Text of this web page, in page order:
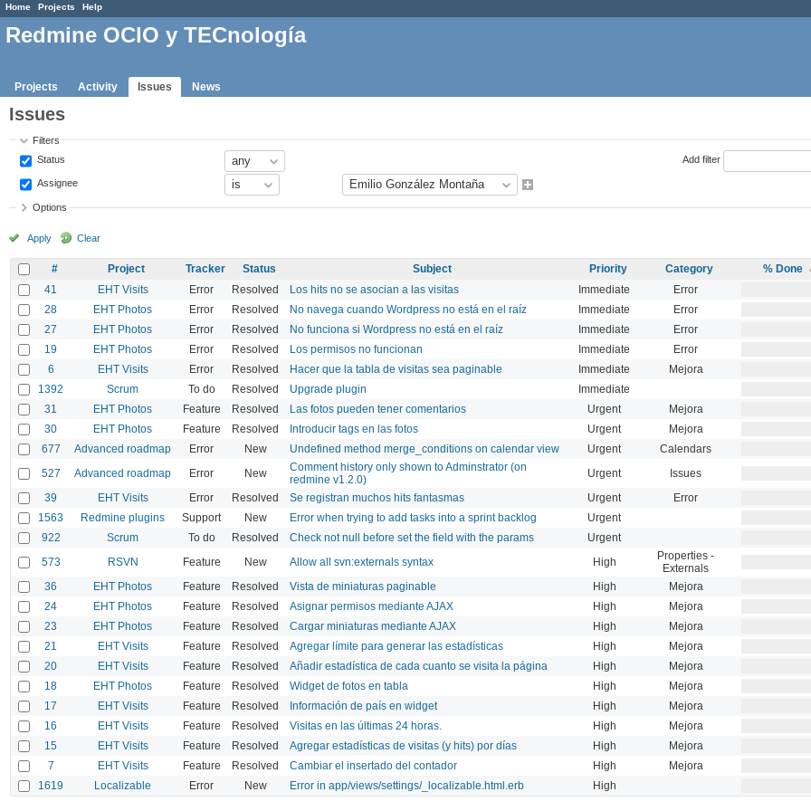
Home Projects Help
Redmine OCIO y TECnología
Projects Activity Issues News
Issues
Filters
Status
Assignee
Add filter
Options
Apply Clear
# Project Tracker Status Subject Priority Category % Done
41
EHT Visits Error Resolved Los hits no se asocian a las visitas Immediate Error
28 EHT Photos Error Resolved No navega cuando Wordpress no está en el raíz Immediate Error
27 EHT Photos Error Resolved No funciona si Wordpress no está en el raíz Immediate Error
19 EHT Photos Error Resolved Los permisos no funcionan Immediate Error
6 EHT Visits Error Resolved Hacer que la tabla de visitas sea paginable Immediate Mejora
1392 Scrum To do Resolved Upgrade plugin Immediate
31 EHT Photos Feature Resolved Las fotos pueden tener comentarios Urgent Mejora
30 EHT Photos Feature Resolved Introducir tags en las fotos Urgent Mejora
677 Advanced roadmap Error New Undefined method merge_conditions on calendar view Urgent Calendars
527 Advanced roadmap Error New
Comment history only shown to Adminstrator (on
redmine v1.2.0)
Urgent Issues
39 EHT Visits Error Resolved Se registran muchos hits fantasmas Urgent Error
1563 Redmine plugins Support New Error when trying to add tasks into a sprint backlog Urgent
922 Scrum To do Resolved Check not null before set the field with the params Urgent
573 RSVN Feature New Allow all svn:externals syntax High
Properties -
Externals
36 EHT Photos Feature Resolved Vista de miniaturas paginable High Mejora
24 EHT Photos Feature Resolved Asignar permisos mediante AJAX High Mejora
23 EHT Photos Feature Resolved Cargar miniaturas mediante AJAX High Mejora
21 EHT Visits Feature Resolved Agregar límite para generar las estadísticas High Mejora
20 EHT Visits Feature Resolved Añadir estadística de cada cuanto se visita la página High Mejora
18 EHT Photos Feature Resolved Widget de fotos en tabla High Mejora
17 EHT Visits Feature Resolved Información de país en widget High Mejora
16 EHT Visits Feature Resolved Visitas en las últimas 24 horas. High Mejora
15 EHT Visits Feature Resolved Agregar estadísticas de visitas (y hits) por días High Mejora
7 EHT Visits Feature Resolved Cambiar el insertado del contador High Mejora
1619 Localizable Error New Error in app/views/settings/_localizable.html.erb High